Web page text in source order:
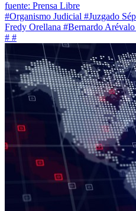
fuente: Prensa Libre
#Organismo Judicial #Juzgado
Fredy Orellana #Bernardo Arévalo
# #